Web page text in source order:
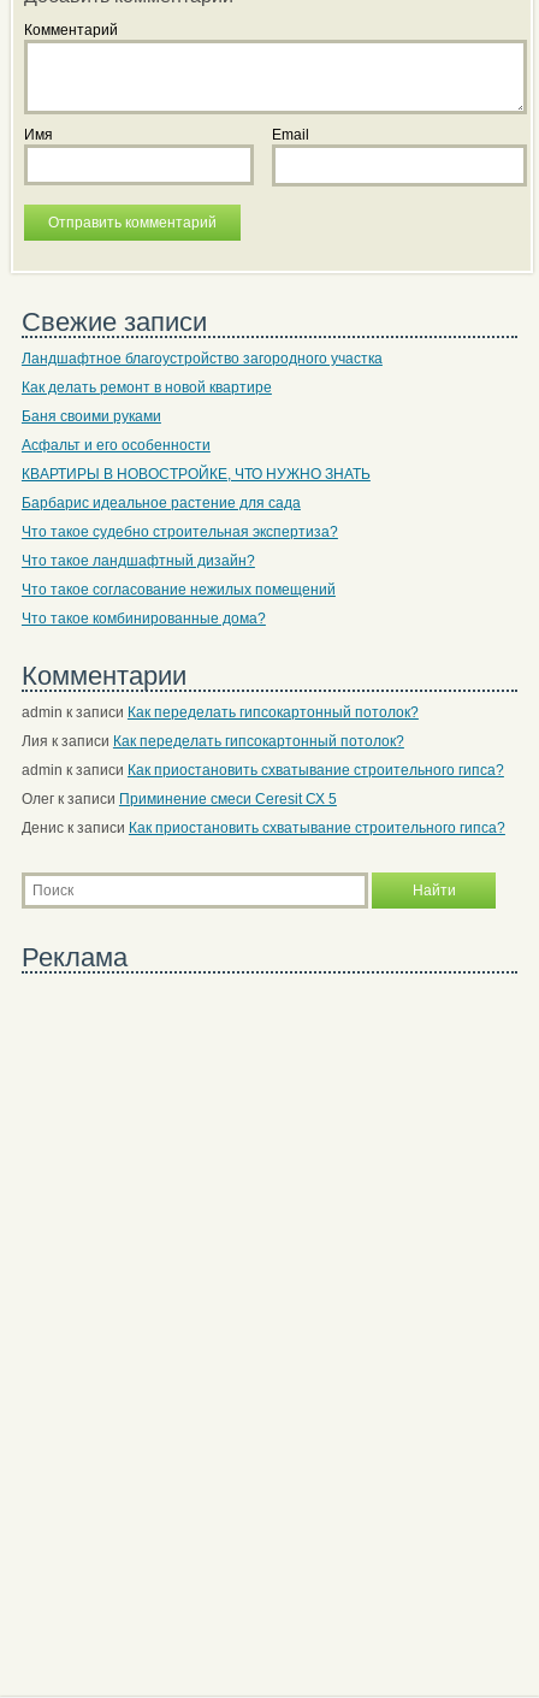
Комментарий
Имя Email
Свежие записи
Ландшафтное благоустройство загородного участка
Как делать ремонт в новой квартире
Баня своими руками
Асфальт и его особенности
КВАРТИРЫ В НОВОСТРОЙКЕ, ЧТО НУЖНО ЗНАТЬ
Барбарис идеальное растение для сада
Что такое судебно строительная экспертиза?
Что такое ландшафтный дизайн?
Что такое согласование нежилых помещений
Что такое комбинированные дома?
Комментарии
admin к записи Как переделать гипсокартонный потолок?
Лия к записи Как переделать гипсокартонный потолок?
admin к записи Как приостановить схватывание строительного гипса?
Олегк записи Приминение смеси Ceresit СХ 5
Дениск записи Как приостановить схватывание строительного гипса?
Реклама